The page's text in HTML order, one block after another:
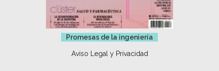
Promesas de la ingeniería
Aviso Legal y Privacidad